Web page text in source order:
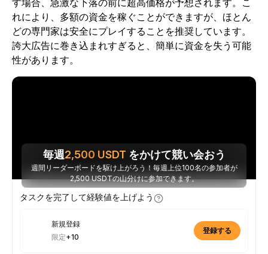
す場合、急激な下落の前に超高価格が予想されます。こ
れにより、多額の資金を稼ぐことができますが、ほとん
どの専門家は安全にプレイすることを推奨しています。
誇大広告に巻き込まれすぎると、簡単に資金を失う可能
性があります。
毎週2,500 USDT をかけて競い会おう
週間リーダーボードを駆け上がろう！毎週上位100名の参加者が
2,500 USDTの山分けに参加できます。
タスクを完了して経験値を上げよう
新規登録
限定+10
登録する